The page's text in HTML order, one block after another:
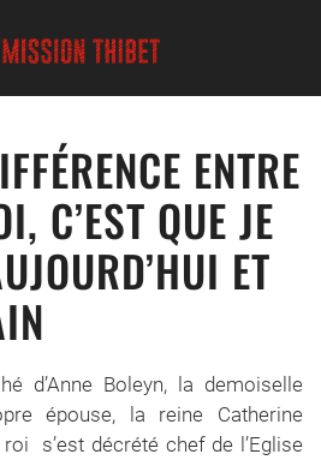
ENTRE
C’EST QUE JE
ET
d’Anne Boleyn, la demoiselle
épouse, la reine Catherine
s’est décrété chef de l’Eglise